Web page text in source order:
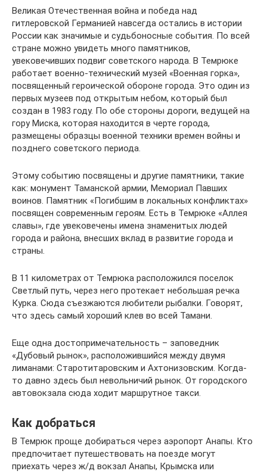
Великая Отечественная война и победа над
гитлеровской Германией навсегда остались в истории
России как значимые и судьбоносные события. По всей
стране можно увидеть много памятников,
увековечивших подвиг советского народа. В Темрюке
работает военно-технический музей «Военная горка»,
посвященный героической обороне города. Это один из
первых музеев под открытым небом, который был
создан в 1983 году. По обе стороны дороги, ведущей на
гору Миска, которая находится в черте города,
размещены образцы военной техники времен войны и
позднего советского периода.
Этому событию посвящены и другие памятники, такие
как: монумент Таманской армии, Мемориал Павших
воинов. Памятник «Погибшим в локальных конфликтах»
посвящен современным героям. Есть в Темрюке «Аллея
славы», где увековечены имена знаменитых людей
города и района, внесших вклад в развитие города и
страны.
В 11 километрах от Темрюка расположился поселок
Светлый путь, через него протекает небольшая речка
Курка. Сюда съезжаются любители рыбалки. Говорят,
что здесь самый хороший клев во всей Тамани.
Еще одна достопримечательность – заповедник
«Дубовый рынок», расположившийся между двумя
лиманами: Старотитаровским и Ахтонизовским. Когда-
то давно здесь был невольничий рынок. От городского
автовокзала сюда ходит маршрутное такси.
Как добраться
В Темрюк проще добираться через аэропорт Анапы. Кто
предпочитает путешествовать на поезде могут
приехать через ж/д вокзал Анапы, Крымска или